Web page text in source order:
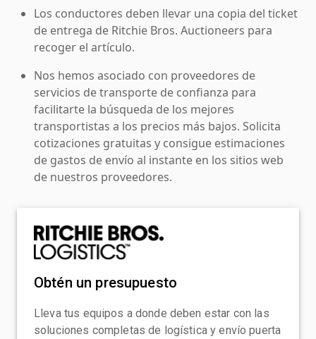
Los conductores deben llevar una copia del ticket
de entrega de Ritchie Bros. Auctioneers para
recoger el artículo.
Nos hemos asociado con proveedores de
servicios de transporte de confianza para
facilitarte la búsqueda de los mejores
transportistas a los precios más bajos. Solicita
cotizaciones gratuitas y consigue estimaciones
de gastos de envío al instante en los sitios web
de nuestros proveedores.
Obtén un presupuesto
Lleva tus equipos a donde deben estar con las
soluciones completas de logística y envío puerta